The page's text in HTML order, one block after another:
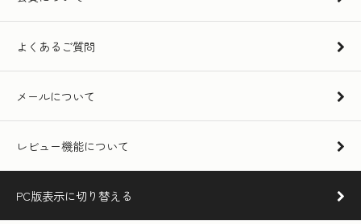
よくあるご質問
メールについて
レビュー機能について
PC版表示に切り替える